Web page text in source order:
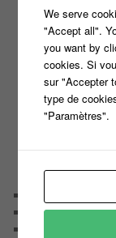
C’est quoi
C’est quoi
Harry
Motus
Slam
C’est quoi
Tous les
Contact
We serve
"Accept all".
you want by
cookies. Si
sur "Accepter
type de
"Paramètres".